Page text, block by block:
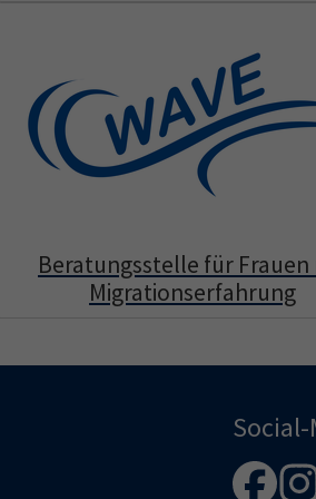
Beratungsstelle für Frauen
Migrationserfahrung
Social-